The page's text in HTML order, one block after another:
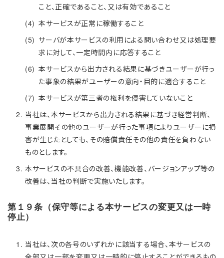
こと、正確であること、又は有効であること
本サービスが正常に稼働すること
サーバが本サービスの利用による問い合わせ又は処理要
求に対して、一定時間内に応答すること
本サービスから出力される結果に基づきユーザーが行っ
た事象の結果がユーザーの意向・目的に適合すること
本サービスが第三者の権利を侵害していないこと
当社は、本サービスから出力される結果に基づき経営判断、
事業展開その他のユーザーが行った事項によりユーザーに損
害が生じたとしても、その賠償責任その他の責任を負わない
ものとします。
本サービスの不具合の改善、機能改善、バージョンアップ等の
改善は、当社の判断で実施いたします。
第１９条（保守等による本サービスの変更又は一時
停止）
当社は、次の各号のいずれかに該当する場合、本サービスの